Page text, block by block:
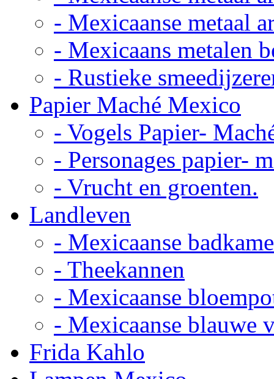
- Mexicaanse metaal
- Mexicaans metalen
- Rustieke
Papier Maché Mexico
- Vogels Papier-
- Personages papier-
- Vrucht en groenten.
Landleven
- Mexicaanse
- Theekannen
- Mexicaanse
- Mexicaanse blauwe
Frida Kahlo